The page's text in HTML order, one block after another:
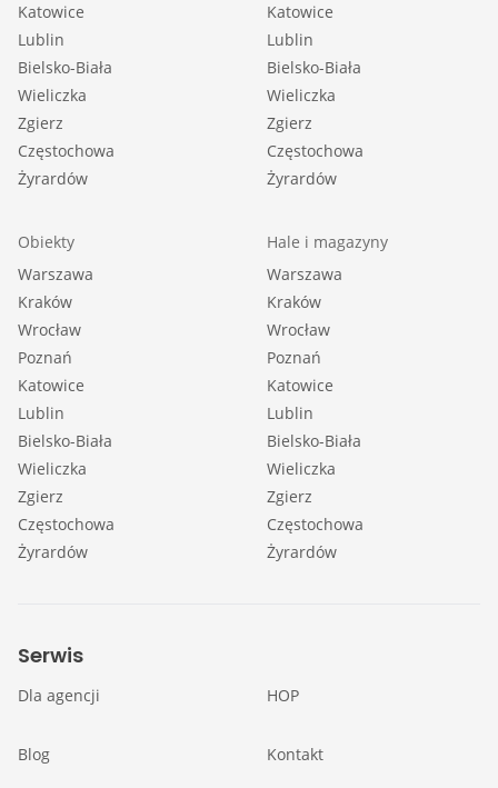
Katowice
Lublin
Bielsko-Biała
Wieliczka
Zgierz
Częstochowa
Żyrardów
Katowice
Lublin
Bielsko-Biała
Wieliczka
Zgierz
Częstochowa
Żyrardów
Obiekty
Warszawa
Kraków
Wrocław
Poznań
Katowice
Lublin
Bielsko-Biała
Wieliczka
Zgierz
Częstochowa
Żyrardów
Hale i magazyny
Warszawa
Kraków
Wrocław
Poznań
Katowice
Lublin
Bielsko-Biała
Wieliczka
Zgierz
Częstochowa
Żyrardów
Serwis
Dla agencji HOP
Blog Kontakt